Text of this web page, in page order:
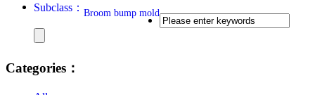
Subclass： Broom bump mold
Categories：